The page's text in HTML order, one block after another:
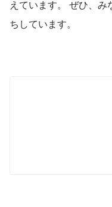
えています。 ぜひ、
ちしています。